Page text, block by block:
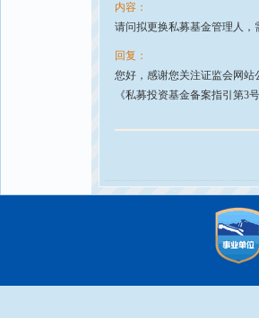
内容：
请问拟更换私募基金管理人
回复：
您好，感谢您关注证监会网站
《私募投资基金备案指引第